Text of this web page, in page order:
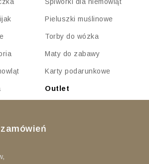
Pieluszki muślinowe
Torby do wózka
Maty do zabawy
Karty podarunkowe
Outlet